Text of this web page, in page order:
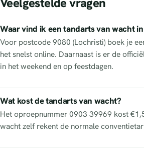
Waar vind ik een tandarts van wacht
Voor postcode 9080 (Lochristi) boek je
het snelst online. Daarnaast is er de
in het weekend en op feestdagen.
Wat kost de tandarts van wacht?
Het oproepnummer 0903 39969 kost
wacht zelf rekent de normale